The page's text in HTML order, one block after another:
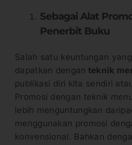
Sebagai Alat
Penerbit Buku
Salah satu keuntungan
dapatkan dengan teknik
publikasi diri kita sendiri
Promosi dengan teknik
lebih menguntungkan
menggunakan promosi
konvensional. Bahkan